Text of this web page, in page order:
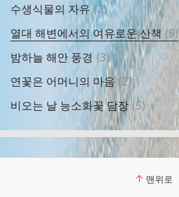
수생식물의 자유댓
글
(2)
열대 해변에서의 여유로운 산책 댓
글
(9)
밤하늘 해안 풍경 댓
글
(3)
연꽃은 어머니의 마음 댓
글
(2)
비오는 날 능소화꽃 담장댓
글
(5)
맨위로